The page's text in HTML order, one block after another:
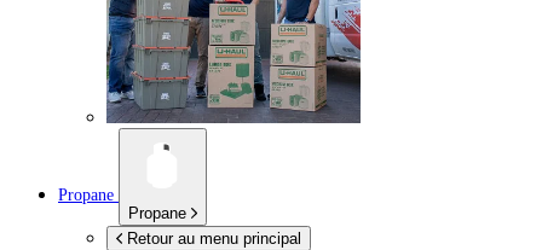
Propane
Propane
Retour au menu principal